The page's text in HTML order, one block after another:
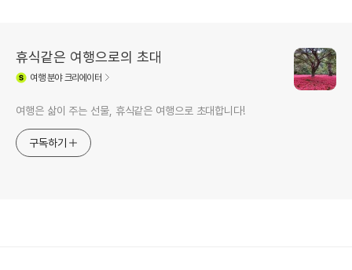
휴식같은 여행으로의 초대
여행분야 크리에이터
여행은 삶이 주는 선물, 휴식같은 여행으로 초대합니다!
구독하기